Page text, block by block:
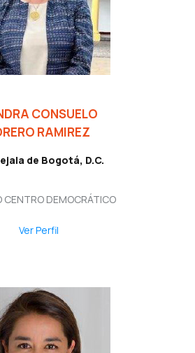
CONSUELO
RAMIREZ
de Bogotá, D.C.
CENTRO DEMOCRÁTICO
Ver Perfil